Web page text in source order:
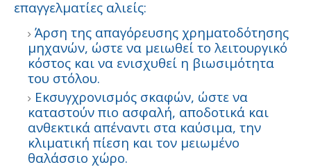
επαγγελματίες αλιείς:
Άρση της απαγόρευσης χρηματοδότησης
μηχανών, ώστε να μειωθεί το λειτουργικό
κόστος και να ενισχυθεί η βιωσιμότητα
του στόλου.
Εκσυγχρονισμός σκαφών, ώστε να
καταστούν πιο ασφαλή, αποδοτικά και
ανθεκτικά απέναντι στα καύσιμα, την
κλιματική πίεση και τον μειωμένο
θαλάσσιο χώρο.